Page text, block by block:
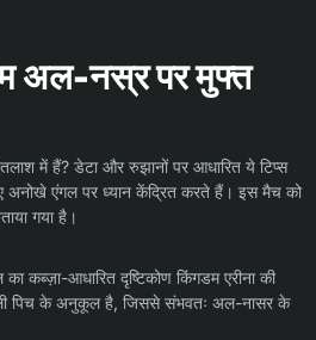
अल-नस्र पर मुफ्त
में हैं? डेटा और रुझानों पर आधारित ये टिप्स
अनोखे एंगल पर ध्यान केंद्रित करते हैं। इस मैच को
गया है।
कब्ज़ा-आधारित दृष्टिकोण किंगडम एरीना की
पिच के अनुकूल है, जिससे संभवतः अल-नासर के